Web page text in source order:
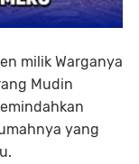
milik Warganya
Mudin
yang